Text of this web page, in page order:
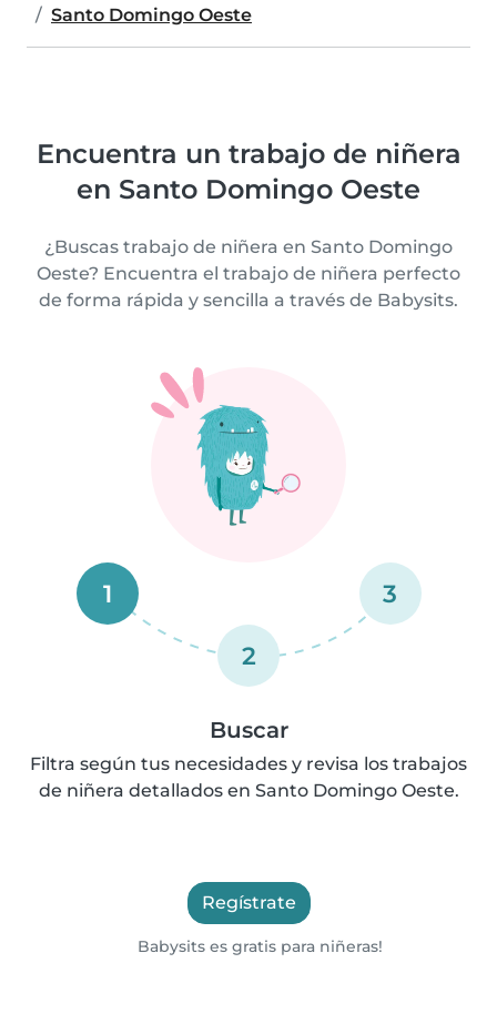
Santo Domingo Oeste
Encuentra un trabajo de niñera
en Santo Domingo Oeste
¿Buscas trabajo de niñera en Santo Domingo
Oeste? Encuentra el trabajo de niñera perfecto
de forma rápida y sencilla a través de Babysits.
1
2
3
Buscar
Filtra según tus necesidades y revisa los trabajos
de niñera detallados en Santo Domingo Oeste.
Regístrate
Babysits es gratis para niñeras!